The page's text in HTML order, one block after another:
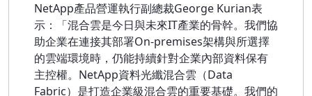
NetApp產品營運執行副總裁George Kurian表
示：「混合雲是今日與未來IT產業的骨幹。我們協
助企業在連接其部署On-premises架構與所選擇
的雲端環境時，仍能持續針對企業內部資料保有
主控權。NetApp資料光纖混合雲（Data
Fabric）是打造企業級混合雲的重要基礎。我們的